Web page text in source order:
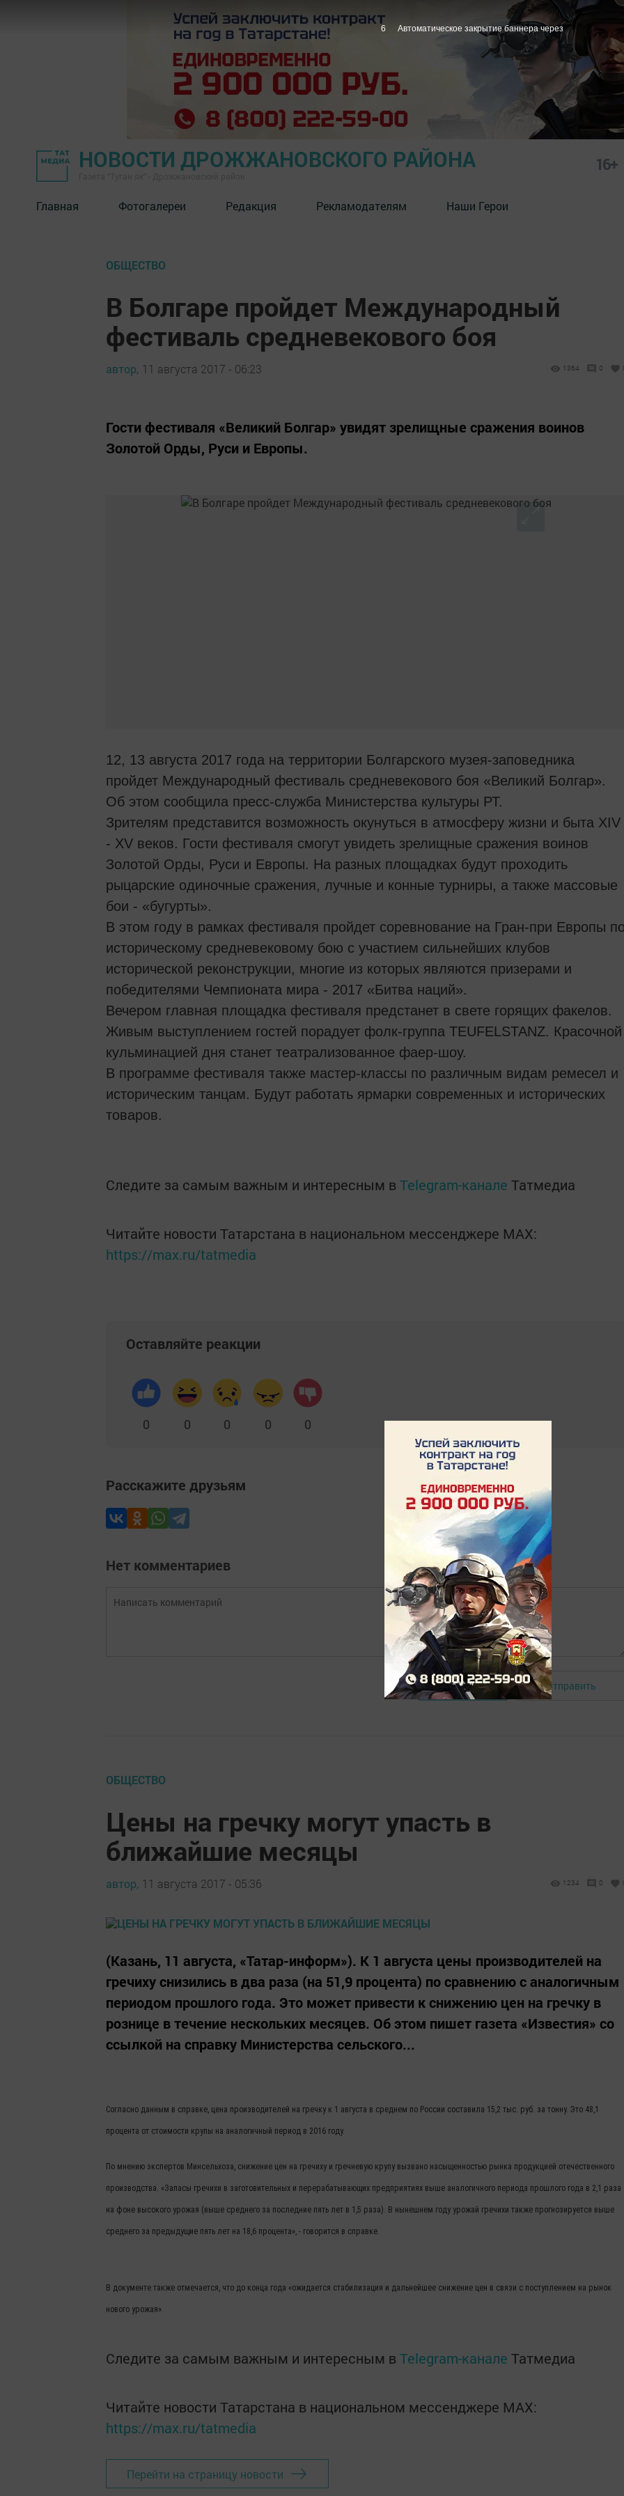
НОВОСТИ ДРОЖЖАНОВСКОГО РАЙОНА 16+
Главная Фотогалереи Редакция Рекламодателям Наши Герои
ОБЩЕСТВО
В Болгаре пройдет Международный
фестиваль средневекового боя
автор, 11 августа 2017 - 06:23 1364 0
Гости фестиваля «Великий Болгар» увидят зрелищные сражения воинов
Золотой Орды, Руси и Европы.
12, 13 августа 2017 года на территории Болгарского музея-заповедника
пройдет Международный фестиваль средневекового боя «Великий Болгар».
Об этом сообщила пресс-служба Министерства культуры РТ.
Зрителям представится возможность окунуться в атмосферу жизни и быта XIV
- XV веков. Гости фестиваля смогут увидеть зрелищные сражения воинов
Золотой Орды, Руси и Европы. На разных площадках будут проходить
рыцарские одиночные сражения, лучные и конные турниры, а также массовые
бои - «бугурты».
В этом году в рамках фестиваля пройдет соревнование на Гран-при Европы
историческому средневековому бою с участием сильнейших клубов
исторической реконструкции, многие из которых являются призерами и
победителями Чемпионата мира - 2017 «Битва наций».
Вечером главная площадка фестиваля предстанет в свете горящих факелов.
Живым выступлением гостей порадует фолк-группа TEUFELSTANZ. Красочной
кульминацией дня станет театрализованное фаер-шоу.
В программе фестиваля также мастер-классы по различным видам ремесел и
историческим танцам. Будут работать ярмарки современных и исторических
товаров.
Следите за самым важным и интересным в Telegram-канале Татмедиа
Читайте новости Татарстана в национальном мессенджере MАХ:
https://max.ru/tatmedia
Оставляйте реакции
0 0 0 0 0
Расскажите друзьям
Нет комментариев
Авторизоваться Отправить
ОБЩЕСТВО
Цены на гречку могут упасть в
ближайшие месяцы
автор, 11 августа 2017 - 05:36 1234 0
(Казань, 11 августа, «Татар-информ»). К 1 августа цены производителей на
гречиху снизились в два раза (на 51,9 процента) по сравнению с аналогичным
периодом прошлого года. Это может привести к снижению цен на гречку в
рознице в течение нескольких месяцев. Об этом пишет газета «Известия» со
ссылкой на справку Министерства сельского...
Согласно данным в справке, цена производителей на гречку к 1 августа в среднем по России составила 15,2 тыс. руб. за тонну. Это 48,1
процента от стоимости крупы на аналогичный период в 2016 году.
По мнению экспертов Минсельхоза, снижение цен на гречиху и гречневую крупу вызвано насыщенностью рынка продукцией отечественного
производства. «Запасы гречихи в заготовительных и перерабатывающих предприятиях выше аналогичного периода прошлого года в 2,1 раза
на фоне высокого урожая (выше среднего за последние пять лет в 1,5 раза). В нынешнем году урожай гречихи также прогнозируется выше
среднего за предыдущие пять лет на 18,6 процента», - говорится в справке.
В документе также отмечается, что до конца года «ожидается стабилизация и дальнейшее снижение цен в связи с поступлением на рынок
нового урожая».
Следите за самым важным и интересным в Telegram-канале Татмедиа
Читайте новости Татарстана в национальном мессенджере MАХ:
https://max.ru/tatmedia
Перейти на страницу новости
5 Автоматическое закрытие баннера через